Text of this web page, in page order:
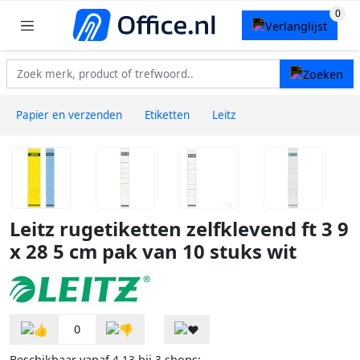
Papier en verzenden Etiketten Leitz
Leitz rugetiketten zelfklevend ft 3 9
x 28 5 cm pak van 10 stuks wit
0